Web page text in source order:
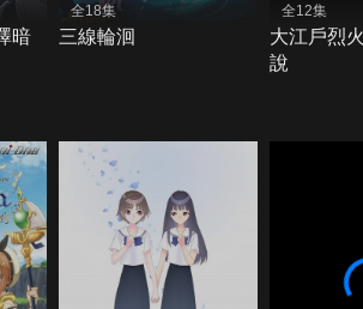
暗
全18集
三線輪洄
全12集
大江戶烈
說